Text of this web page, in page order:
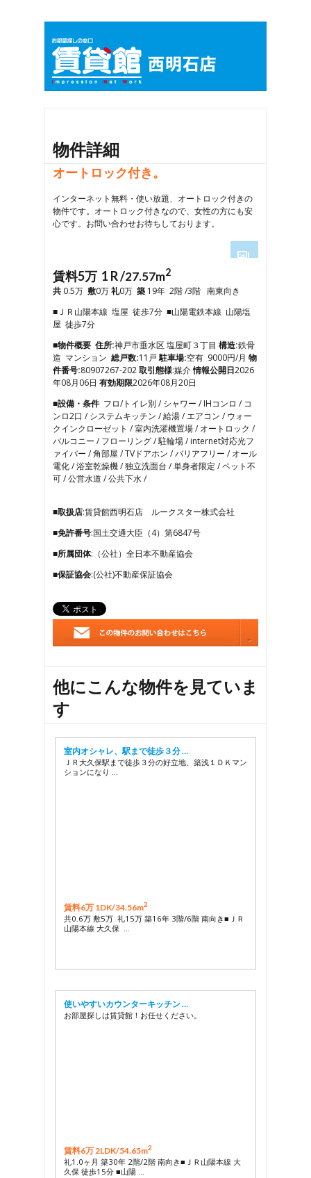
物件詳細
オートロック付き。
インターネット無料・使い放題、オートロック付きの
物件です。オートロック付きなので、女性の方にも安
心です。お問い合わせお待ちしております。
4
6
7
8
11
12
13
14
15
16
賃料5万 1 R /27.57m2
共 0.5万 敷0万礼0万 築 19年 2階 /3階 南東向き
■ＪＲ山陽本線 塩屋 徒歩7分 ■山陽電鉄本線 山陽塩
屋 徒歩7分
■物件概要 住所:神戸市垂水区 塩屋町３丁目 構造:鉄骨
造 マンション 総戸数:11戸駐車場:空有 9000円/月 物
件番号:80907267-202取引態様:媒介情報公開日2026
年08月06日 有効期限2026年08月20日
■設備・条件 フロ/トイレ別 / シャワー / IHコンロ / コ
ンロ2口 / システムキッチン / 給湯 / エアコン / ウォー
クインクローゼット / 室内洗濯機置場 / オートロック /
バルコニー / フローリング / 駐輪場 / internet対応光フ
ァイバー / 角部屋 / TVドアホン / バリアフリー / オール
電化 / 浴室乾燥機 / 独立洗面台 / 単身者限定 / ペット不
可 / 公営水道 / 公共下水 /
■取扱店:賃貸館西明石店 ルークスター株式会社
■免許番号:国土交通大臣（4）第6847号
■所属団体:（公社）全日本不動産協会
■保証協会:(公社)不動産保証協会
他にこんな物件を見ていま
す
室内オシャレ、駅まで徒歩３分 …
ＪＲ大久保駅まで徒歩３分の好立地、築浅１ＤＫマン
ションになり …
賃料6万 1DK/34.56m2
共0.6万 敷5万 礼15万 築16年 3階/6階 南向き■ＪＲ
山陽本線 大久保 …
使いやすいカウンターキッチン …
お部屋探しは賃貸館！お任せください。
賃料6万 2LDK/54.65m2
礼1.0ヶ月 築30年 2階/2階 南向き■ＪＲ山陽本線 大
久保 徒歩15分 ■山陽 …